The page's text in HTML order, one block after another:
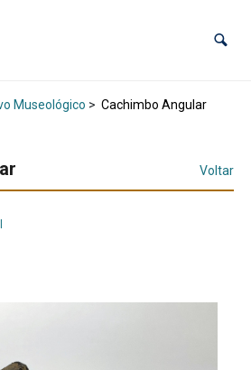
Museológico > Cachimbo Angular
Voltar